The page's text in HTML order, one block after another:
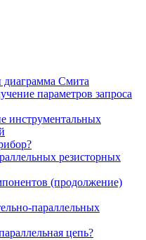
диаграмма Смита
параметров запроса
инструментальных
резисторных
(продолжение)
параллельных
цепь?